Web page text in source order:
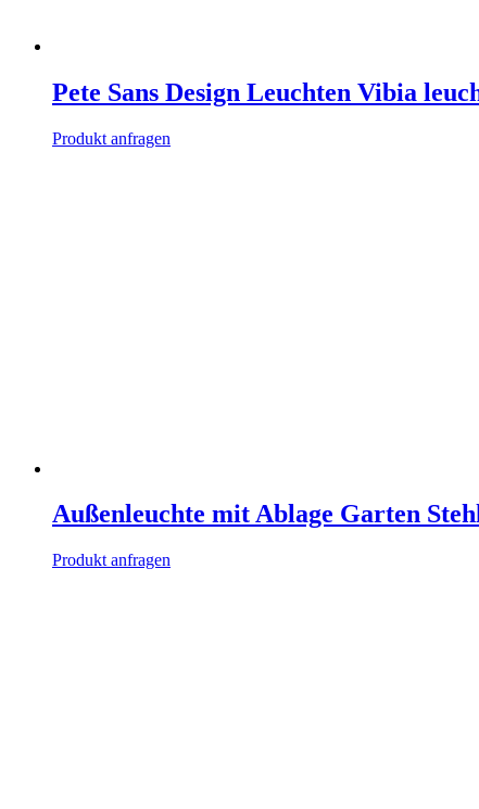
Pete Sans Design Leuchten Vibia
Produkt anfragen
Außenleuchte mit Ablage Garten
Produkt anfragen